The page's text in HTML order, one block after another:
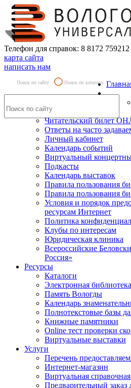
Телефон для справок: 8 8172
карта сайта
написать нам
Поиск по сайту Поиск по каталогу
Читательский билет
Ответы на часто
Личный кабинет
Календарь событий
Виртуальный
Подкасты
Календарь выставок
Правила пользования
Правила пользования
Условия и порядок
ресурсам Интернет
Политика
Клубы по интересам
Юридическая клиника
Всероссийские
Россия»
Ресурсы
Каталоги
Электронная библиотека
Память Вологды
Календарь
Полнотекстовые базы
Книжные памятники
Online тест проверки
Виртуальные выставки
Услуги
Перечень
Интернет-магазин
Виртуальная
Предварительный заказ